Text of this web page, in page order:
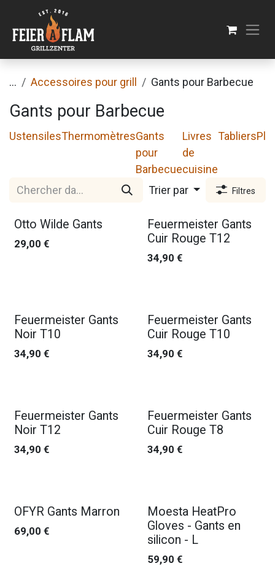
Se rendre au contenu
... Accessoires pour grill Gants pour Barbecue
Gants pour Barbecue
UstensilesThermomètresGants
pour
Barbecue
Livres
de
cuisine
Tabliers
Trier par Filtres
Otto Wilde Gants
29,00 €
Feuermeister Gants
Cuir Rouge T12
34,90 €
Feuermeister Gants
Noir T10
34,90 €
Feuermeister Gants
Cuir Rouge T10
34,90 €
Feuermeister Gants
Noir T12
34,90 €
Feuermeister Gants
Cuir Rouge T8
34,90 €
OFYR Gants Marron
69,00 €
Moesta HeatPro
Gloves - Gants en
silicon - L
59,90 €